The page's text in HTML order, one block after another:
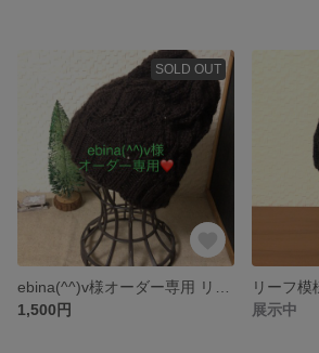
SOLD OUT
1,500円
リーフ模
展示中